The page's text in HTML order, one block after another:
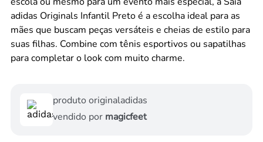
adidas Originals Infantil Preto é a escolha ideal para as
mães que buscam peças versáteis e cheias de estilo para
suas filhas. Combine com tênis esportivos ou sapatilhas
para completar o look com muito charme.
produto originaladidas
vendido por magicfeet